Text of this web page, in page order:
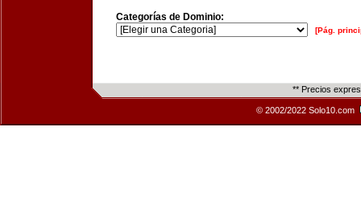
Categorías de Dominio:
[Pág.
** Precios
© 2002/2022 Solo10.com